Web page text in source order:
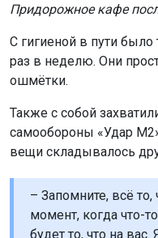
момент, когда что-
будет то, что на
поясе, даже в
полицейские не
необходим.
меня, что был со
за тысячу рублей
– посоветовал